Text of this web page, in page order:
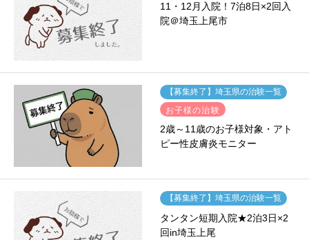
11・12月入院！7泊8日×2回入
院＠埼玉上尾市
【募集終了】埼玉県の治験一覧
お子様の治験
2歳～11歳のお子様対象・アト
ピー性皮膚炎モニター
【募集終了】埼玉県の治験一覧
タンタン短期入院★2泊3日×2
回in埼玉上尾